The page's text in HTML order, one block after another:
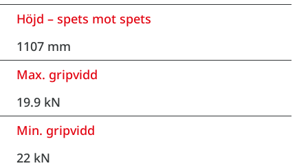
Höjd – spets mot spets
1107 mm
Max. gripvidd
19.9 kN
Min. gripvidd
22 kN